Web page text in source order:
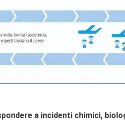
a incidenti chimici,